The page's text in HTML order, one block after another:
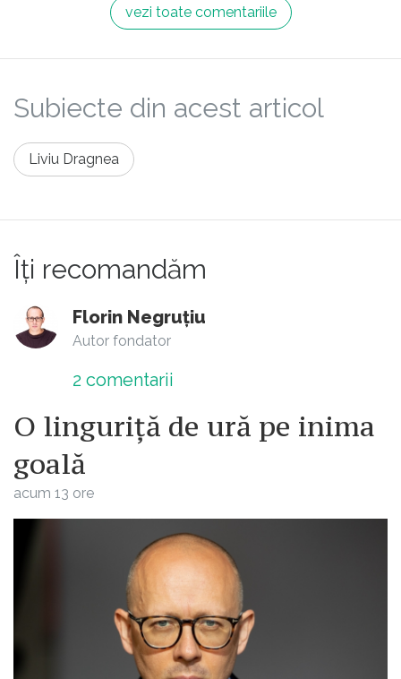
vezi toate comentariile
Subiecte din acest articol
Liviu Dragnea
Îți recomandăm
Florin Negruțiu
Autor fondator
2 comentarii
O linguriță de ură pe inima
goală
acum 13 ore